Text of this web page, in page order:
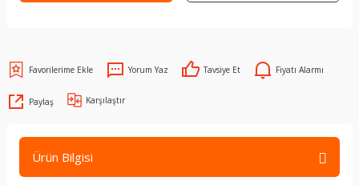
Yorum Yaz Tavsiye Et Fiyatı Alarmı
Paylaş Karşılaştır
Ürün Bilgisi